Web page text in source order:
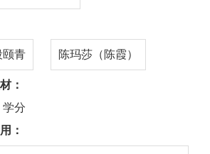
颐青 陈玛莎（陈霞）
：
学分
：